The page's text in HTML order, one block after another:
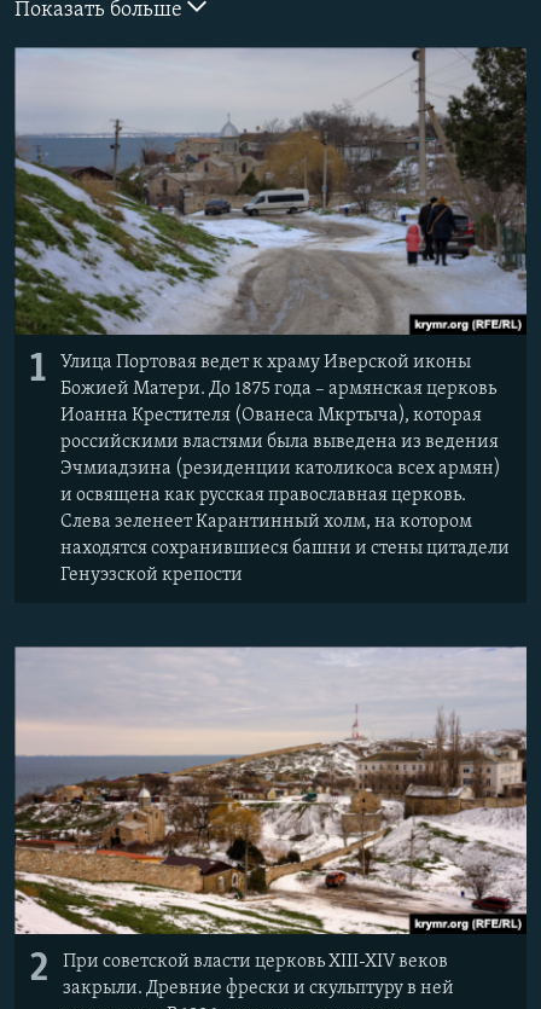
УКРАИНСКАЯ ПРОБЛЕМА КРЫМА
ПРИСОЕДИНЯЙТЕСЬ!
Все сайты RFE/RL
Показать больше
1
Улица Портовая ведет к храму Иверской иконы
Божией Матери. До 1875 года – армянская церковь
Иоанна Крестителя (Ованеса Мкртыча), которая
российскими властями была выведена из ведения
Эчмиадзина (резиденции католикоса всех армян)
и освящена как русская православная церковь.
Слева зеленеет Карантинный холм, на котором
находятся сохранившиеся башни и стены цитадели
Генуэзской крепости
2
При советской власти церковь XIII-XIV веков
закрыли. Древние фрески и скульптуру в ней